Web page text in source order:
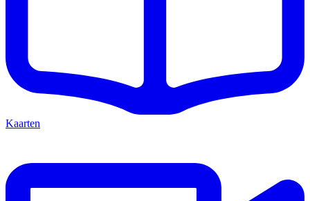
Kaarten